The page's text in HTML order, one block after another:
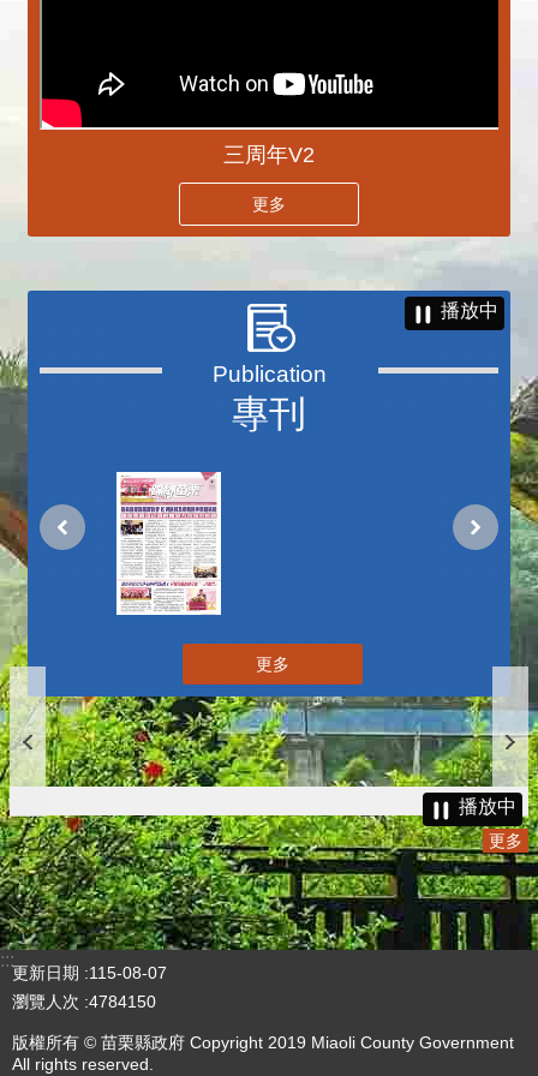
三周年V2
更多
專刊
播放中
更多
播放中
更多
:::
更新日期
115-08-07
瀏覽人次 4784150
版權所有 © 苗栗縣政府 Copyright 2019 Miaoli County Government
All rights reserved.